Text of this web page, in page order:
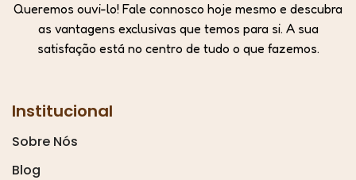
Queremos ouvi-lo! Fale connosco hoje mesmo e descubra
as vantagens exclusivas que temos para si. A sua
satisfação está no centro de tudo o que fazemos.
Institucional
Sobre Nós
Blog